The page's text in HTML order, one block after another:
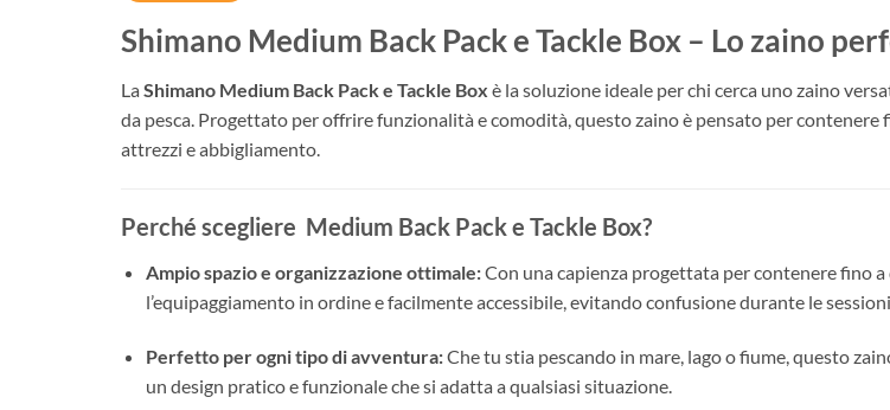
Shimano Medium Back Pack e Tackle Box – Lo zaino
La Shimano Medium Back Pack e Tackle Box è la soluzione ideale per chi cerca uno zaino
da pesca. Progettato per offrire funzionalità e comodità, questo zaino è pensato per
attrezzi e abbigliamento.
Perché scegliere Medium Back Pack e Tackle Box?
Ampio spazio e organizzazione ottimale:Con una capienza progettata per contenere fino
l’equipaggiamento in ordine e facilmente accessibile, evitando confusione durante le
Perfetto per ogni tipo di avventura:Che tu stia pescando in mare, lago o fiume, questo
un design pratico e funzionale che si adatta a qualsiasi situazione.